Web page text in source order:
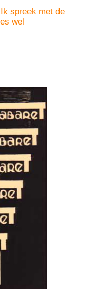
spreek met de
wel